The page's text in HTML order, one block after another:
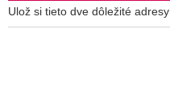
Ulož si tieto dve dôležité adresy